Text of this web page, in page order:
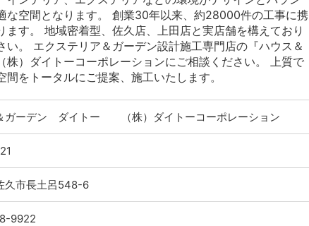
な空間となります。 創業30年以来、約28000件の工事に携
ます。 地域密着型、佐久店、上田店と実店舗を構えており
い。 エクステリア＆ガーデン設計施工専門店の『ハウス＆
）ダイトーコーポレーションにご相談ください。 上質で
をトータルにご提案、施工いたします。
ガーデン ダイトー （株）ダイトーコーポレーション
久市長土呂548-6
9922